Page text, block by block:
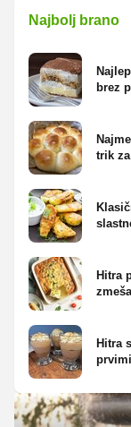
Najbolj brano
brez
trik
Hitra
Hitra
prvimi